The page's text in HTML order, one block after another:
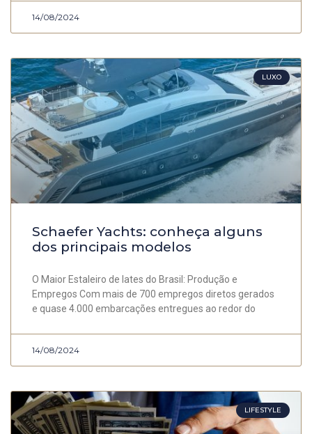
14/08/2024
LUXO
Schaefer Yachts: conheça alguns
dos principais modelos
O Maior Estaleiro de Iates do Brasil: Produção e
Empregos Com mais de 700 empregos diretos gerados
e quase 4.000 embarcações entregues ao redor do
14/08/2024
LIFESTYLE